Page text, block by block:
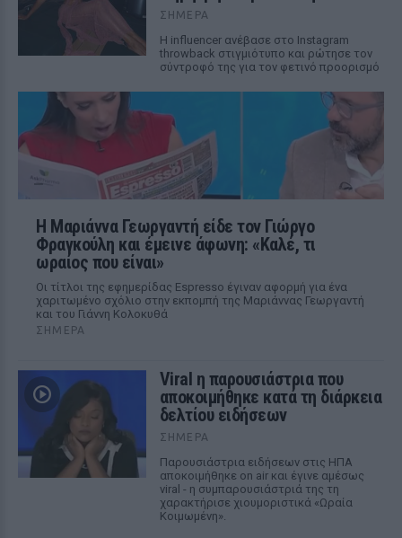
ΣΉΜΕΡΑ
Η influencer ανέβασε στο Instagram
throwback στιγμιότυπο και ρώτησε τον
σύντροφό της για τον φετινό προορισμό
Η Μαριάννα Γεωργαντή είδε τον Γιώργο
Φραγκούλη και έμεινε άφωνη: «Καλέ, τι
ωραίος που είναι»
Οι τίτλοι της εφημερίδας Espresso έγιναν αφορμή για ένα
χαριτωμένο σχόλιο στην εκπομπή της Μαριάννας Γεωργαντή
και του Γιάννη Κολοκυθά
ΣΉΜΕΡΑ
Viral η παρουσιάστρια που
αποκοιμήθηκε κατά τη διάρκεια
δελτίου ειδήσεων
ΣΉΜΕΡΑ
Παρουσιάστρια ειδήσεων στις ΗΠΑ
αποκοιμήθηκε on air και έγινε αμέσως
viral - η συμπαρουσιάστριά της τη
χαρακτήρισε χιουμοριστικά «Ωραία
Κοιμωμένη».